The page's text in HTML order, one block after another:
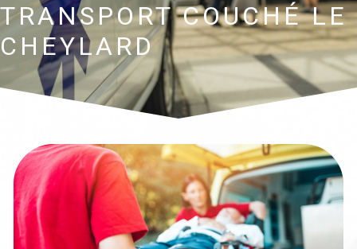
TRANSPORT COUCHÉ LE
CHEYLARD